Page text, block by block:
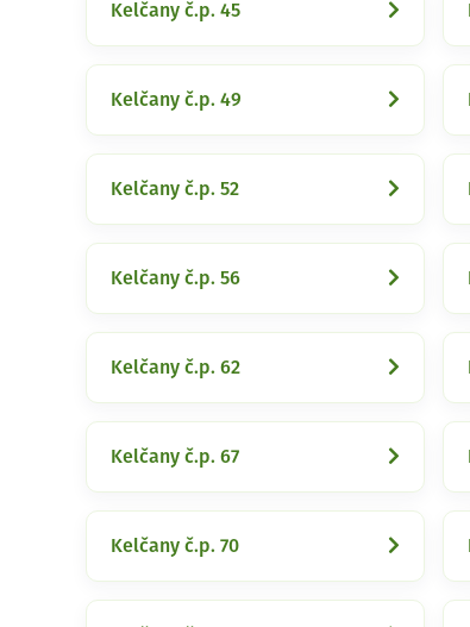
Kelčany č.p. 45
Kelčany č.p. 49
Kelčany č.p. 52
Kelčany č.p. 56
Kelčany č.p. 62
Kelčany č.p. 67
Kelčany č.p. 70